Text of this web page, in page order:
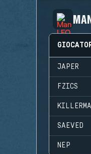
JAPER
FZICS
SAEVED
NEP